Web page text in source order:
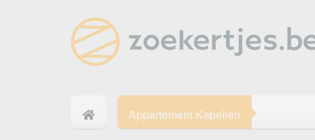
Appartement Kapellen